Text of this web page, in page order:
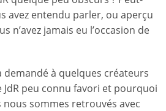
avez entendu parler, ou aperçu
n’avez jamais eu l’occasion de
demandé à quelques créateurs
JdR peu connu favori et pourquoi
nous sommes retrouvés avec